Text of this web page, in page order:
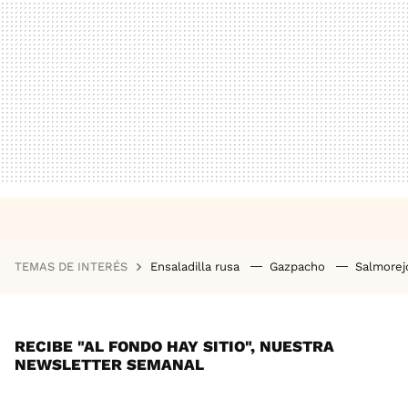
TEMAS DE INTERÉS Ensaladilla rusa Gazpacho
RECIBE "AL FONDO HAY SITIO", NUESTRA
NEWSLETTER SEMANAL